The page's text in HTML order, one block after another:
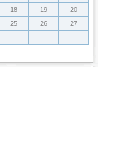
18 19
20
25 26
27